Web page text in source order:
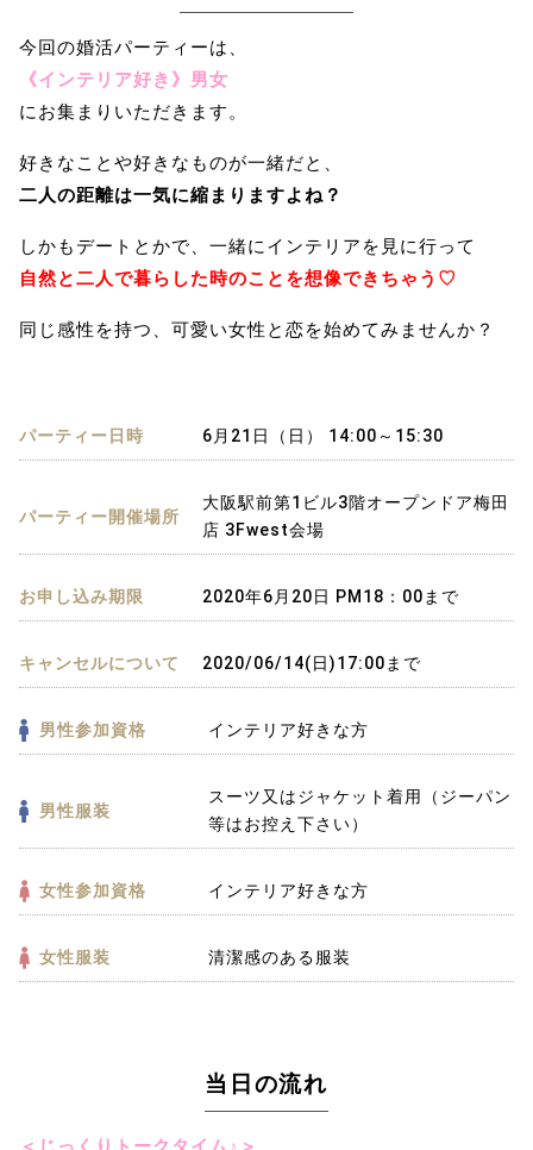
今回の婚活パーティーは、
《インテリア好き》男女
にお集まりいただきます。
好きなことや好きなものが一緒だと、
二人の距離は一気に縮まりますよね？
しかもデートとかで、一緒にインテリアを見に行って
自然と二人で暮らした時のことを想像できちゃう♡
同じ感性を持つ、可愛い女性と恋を始めてみませんか？
パーティー日時 6月21日（日） 14:00～15:30
パーティー開催場所
大阪駅前第1ビル3階オープンドア梅田
店 3Fwest会場
お申し込み期限 2020年6月20日 PM18：00まで
キャンセルについて 2020/06/14(日)17:00まで
男性参加資格 インテリア好きな方
男性服装
スーツ又はジャケット着用（ジーパン
等はお控え下さい）
女性参加資格 インテリア好きな方
女性服装 清潔感のある服装
当日の流れ